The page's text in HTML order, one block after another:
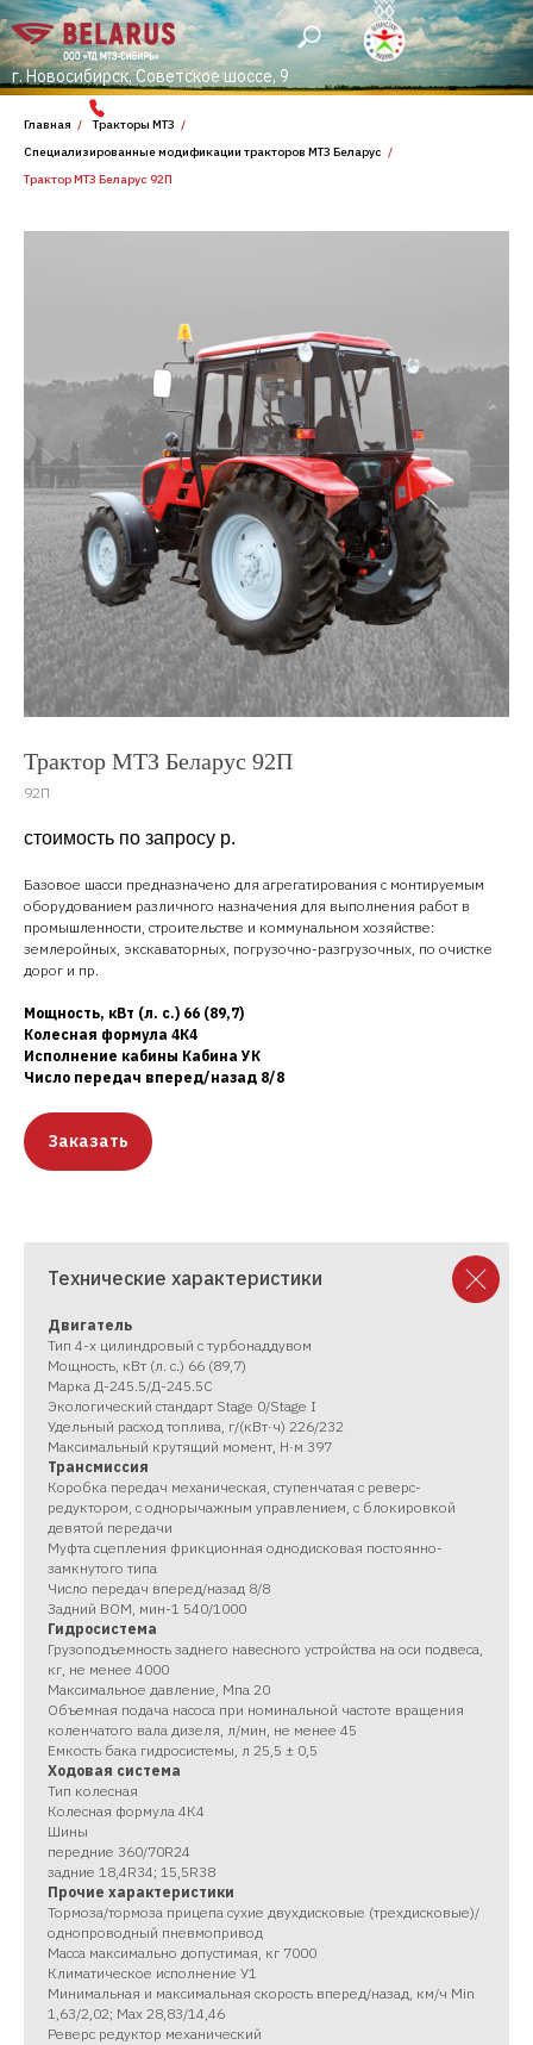
г. Новосибирск, Советское шоссе, 9
Главная / Тракторы МТЗ /
Специализированные модификации тракторов МТЗ Беларус /
Трактор МТЗ Беларус 92П
Трактор МТЗ Беларус 92П
92П
стоимость по запросу р.
Базовое шасси предназначено для агрегатирования с монтируемым
оборудованием различного назначения для выполнения работ в
промышленности, строительстве и коммунальном хозяйстве:
землеройных, экскаваторных, погрузочно-разгрузочных, по очистке
дорог и пр.
Мощность, кВт (л. с.) 66 (89,7)
Колесная формула 4К4
Исполнение кабины Кабина УК
Число передач вперед/назад 8/8
Заказать
Технические характеристики
Двигатель
Тип 4-х цилиндровый с турбонаддувом
Мощность, кВт (л. с.) 66 (89,7)
Марка Д-245.5/Д-245.5С
Экологический стандарт Stage 0/Stage I
Удельный расход топлива, г/(кВт·ч) 226/232
Максимальный крутящий момент, Н·м 397
Трансмиссия
Коробка передач механическая, ступенчатая с реверс-
редуктором, с однорычажным управлением, с блокировкой
девятой передачи
Муфта сцепления фрикционная однодисковая постоянно-
замкнутого типа
Число передач вперед/назад 8/8
Задний ВОМ, мин-1 540/1000
Гидросистема
Грузоподъемность заднего навесного устройства на оси подвеса,
кг, не менее 4000
Максимальное давление, Мпа 20
Объемная подача насоса при номинальной частоте вращения
коленчатого вала дизеля, л/мин, не менее 45
Емкость бака гидросистемы, л 25,5 ± 0,5
Ходовая система
Тип колесная
Колесная формула 4К4
Шины
передние 360/70R24
задние 18,4R34; 15,5R38
Прочие характеристики
Тормоза/тормоза прицепа сухие двухдисковые (трехдисковые)/
однопроводный пневмопривод
Масса максимально допустимая, кг 7000
Климатическое исполнение У1
Минимальная и максимальная скорость вперед/назад, км/ч Min
1,63/2,02; Max 28,83/14,46
Реверс редуктор механический